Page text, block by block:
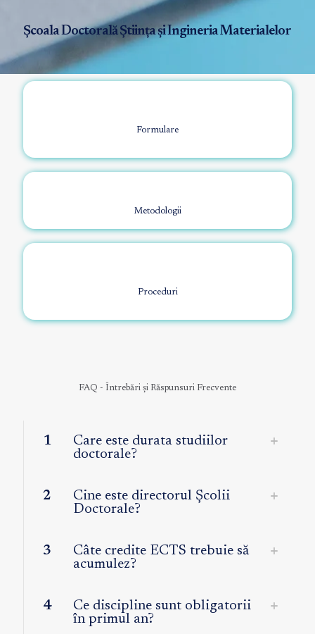
Școala Doctorală Știința și Ingineria Materialelor
Formulare
Metodologii
Proceduri
FAQ - Întrebări și Răspunsuri Frecvente
1
Care este durata studiilor
doctorale?
2
Cine este directorul Școlii
Doctorale?
3
Câte credite ECTS trebuie să
acumulez?
4
Ce discipline sunt obligatorii
în primul an?